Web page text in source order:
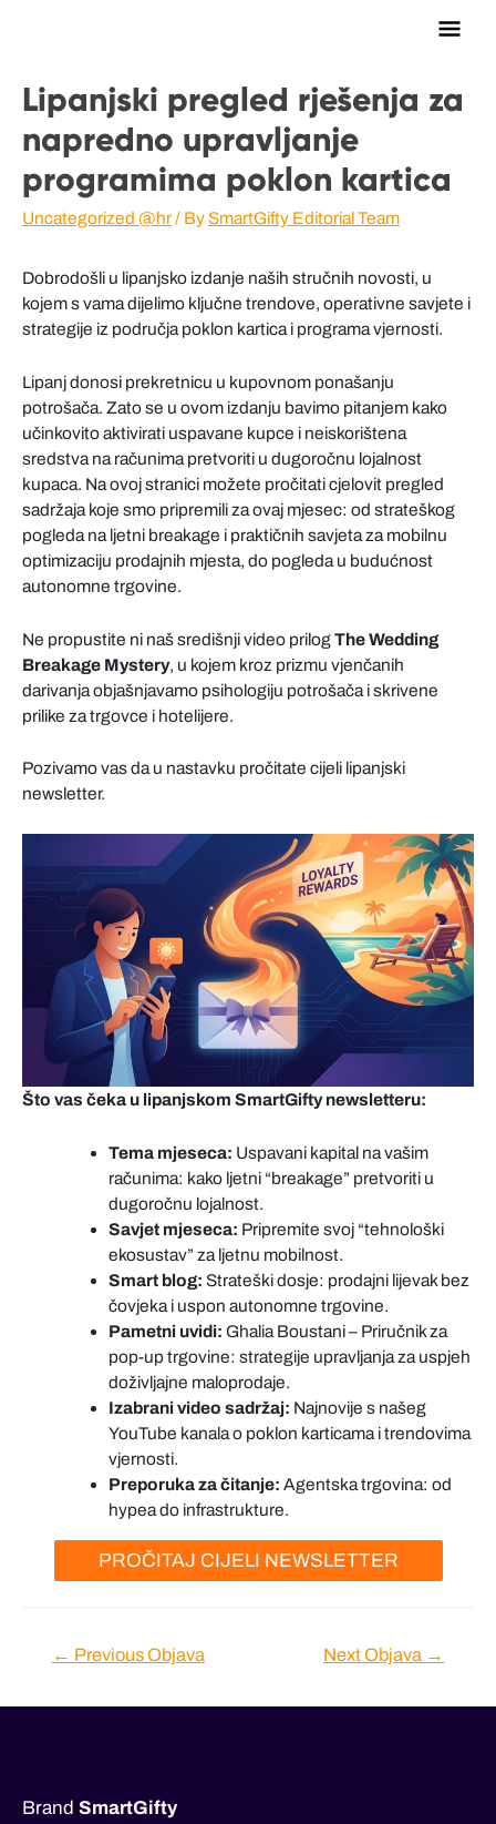
Main
Lipanjski pregled rješenja za
napredno upravljanje
programima poklon kartica
Uncategorized @hr/ BySmartGifty Editorial Team
Dobrodošli u lipanjsko izdanje naših stručnih novosti, u
kojem s vama dijelimo ključne trendove, operativne savjete i
strategije iz područja poklon kartica i programa vjernosti.
Lipanj donosi prekretnicu u kupovnom ponašanju
potrošača. Zato se u ovom izdanju bavimo pitanjem kako
učinkovito aktivirati uspavane kupce i neiskorištena
sredstva na računima pretvoriti u dugoročnu lojalnost
kupaca. Na ovoj stranici možete pročitati cjelovit pregled
sadržaja koje smo pripremili za ovaj mjesec: od strateškog
pogleda na ljetni breakage i praktičnih savjeta za mobilnu
optimizaciju prodajnih mjesta, do pogleda u budućnost
autonomne trgovine.
Ne propustite ni naš središnji video prilogThe Wedding
Breakage Mystery, u kojem kroz prizmu vjenčanih
darivanja objašnjavamo psihologiju potrošača i skrivene
prilike za trgovce i hotelijere.
Pozivamo vas da u nastavku pročitate cijeli lipanjski
newsletter.
Što vas čeka u lipanjskom SmartGifty newsletteru:
Tema mjeseca: Uspavani kapital na vašim
računima: kako ljetni “breakage” pretvoriti u
dugoročnu lojalnost.
Savjet mjeseca: Pripremite svoj “tehnološki
ekosustav” za ljetnu mobilnost.
Smart blog: Strateški dosje: prodajni lijevak bez
čovjeka i uspon autonomne trgovine.
Pametni uvidi: Ghalia Boustani – Priručnik za
pop-up trgovine: strategije upravljanja za uspjeh
doživljajne maloprodaje.
Izabrani video sadržaj: Najnovije s našeg
YouTube kanala o poklon karticama i trendovima
vjernosti.
Preporuka za čitanje: Agentska trgovina: od
hypea do infrastrukture.
PROČITAJ CIJELI NEWSLETTER
Navigacija
← Previous Objava Next Objava →
Brand SmartGifty